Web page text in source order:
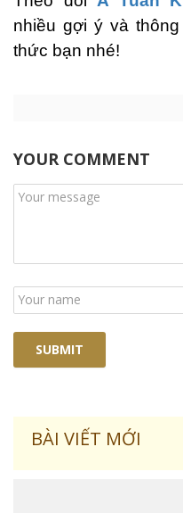
nhiều gợi ý và
thức bạn nhé!
YOUR COMMENT
BÀI VIẾT MỚI